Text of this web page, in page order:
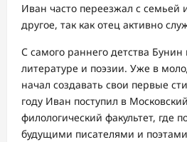
Иван часто переезжал с семьей
другое, так как отец активно
С самого раннего детства Бунин
литературе и поэзии. Уже в
начал создавать свои первые
году Иван поступил в
филологический факультет, где
будущими писателями и